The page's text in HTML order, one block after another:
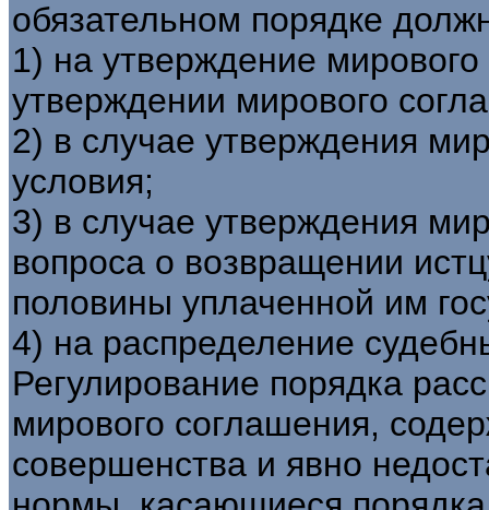
обязательном порядке
1) на утверждение
утверждении мирового
2) в случае утверждения
условия;
3) в случае утверждения
вопроса о возвращении
половины уплаченной им
4) на распределение
Регулирование порядка
мирового соглашения,
совершенства и явно